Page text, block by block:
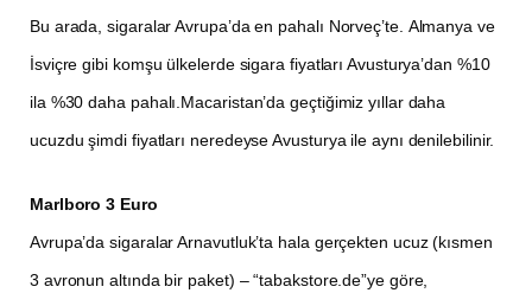
Bu arada, sigaralar Avrupa’da en pahalı Norveç’te. Almanya ve
İsviçre gibi komşu ülkelerde sigara fiyatları Avusturya’dan %10
ila %30 daha pahalı.Macaristan’da geçtiğimiz yıllar daha
ucuzdu şimdi fiyatları neredeyse Avusturya ile aynı denilebilinir.
Marlboro 3 Euro
Avrupa’da sigaralar Arnavutluk’ta hala gerçekten ucuz (kısmen
3 avronun altında bir paket) – “tabakstore.de”ye göre,